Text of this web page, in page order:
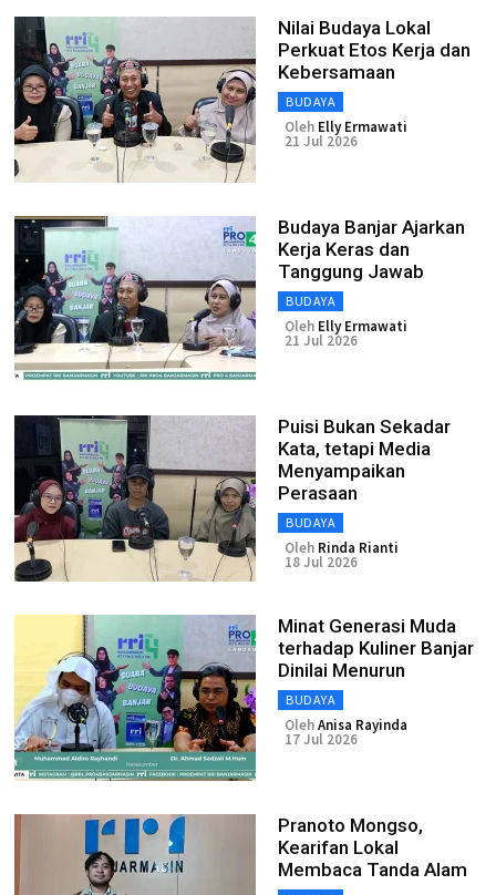
Nilai Budaya Lokal
Perkuat Etos Kerja dan
Kebersamaan
BUDAYA
Oleh Elly Ermawati
21 Jul 2026
Budaya Banjar Ajarkan
Kerja Keras dan
Tanggung Jawab
BUDAYA
Oleh Elly Ermawati
21 Jul 2026
Puisi Bukan Sekadar
Kata, tetapi Media
Menyampaikan
Perasaan
BUDAYA
Oleh Rinda Rianti
18 Jul 2026
Minat Generasi Muda
terhadap Kuliner Banjar
Dinilai Menurun
BUDAYA
OlehAnisa Rayinda
17 Jul 2026
Pranoto Mongso,
Kearifan Lokal
Membaca Tanda Alam